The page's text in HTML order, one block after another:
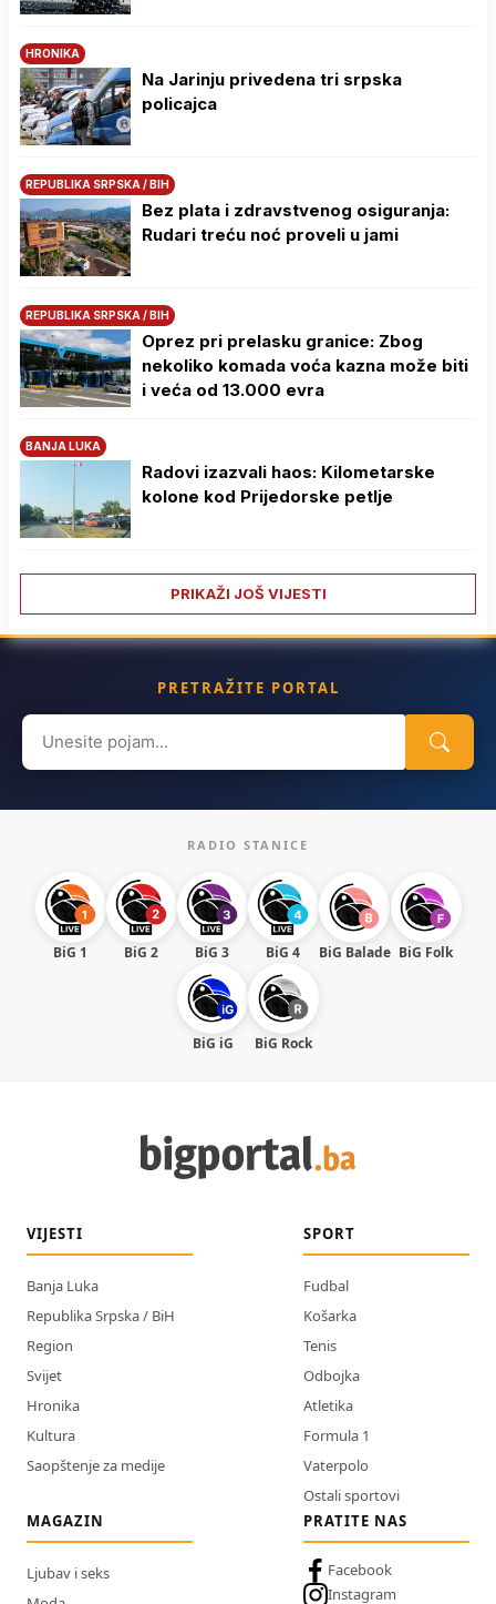
HRONIKA
Na Јarinju privedena tri srpska
policajca
REPUBLIKA SRPSKA / BIH
Bez plata i zdravstvenog osiguranja:
Rudari treću noć proveli u jami
REPUBLIKA SRPSKA / BIH
Oprez pri prelasku granice: Zbog
nekoliko komada voća kazna može biti
i veća od 13.000 evra
BANJA LUKA
Radovi izazvali haos: Kilometarske
kolone kod Prijedorske petlje
PRIKAŽI JOŠ VIJESTI
PRETRAŽITE PORTAL
Search
for:
RADIO STANICE
BiG 1 BiG 2 BiG 3 BiG 4 BiG Balade BiG Folk
BiG iG BiG Rock
VIJESTI
Banja Luka
Republika Srpska / BiH
Region
Svijet
Hronika
Kultura
Saopštenje za medije
SPORT
Fudbal
Košarka
Tenis
Odbojka
Atletika
Formula 1
Vaterpolo
Ostali sportovi
MAGAZIN
Ljubav i seks
PRATITE NAS
Facebook
Instagram